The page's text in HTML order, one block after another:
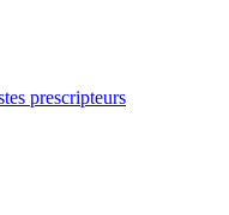
prescripteurs